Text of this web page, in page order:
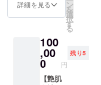
96%,ポ
リウレ
サイズ
の目安
（胸
囲・着
丈な
くださ
医療、
診療行
為では
ござい
ませ
い。 有
お届け
日より
6ヶ月以
内にご
利用く
90,720
円の
21％OF
19,440
円お
得！ 原
材料及
び添加
詳細を見る ン
を
選
択
す
る
100
,00
0 円
残り5
【艶肌